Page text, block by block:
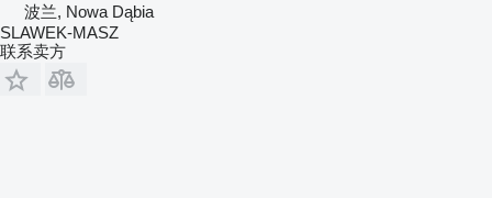
波兰, Nowa Dąbia
SLAWEK-MASZ
联系卖方